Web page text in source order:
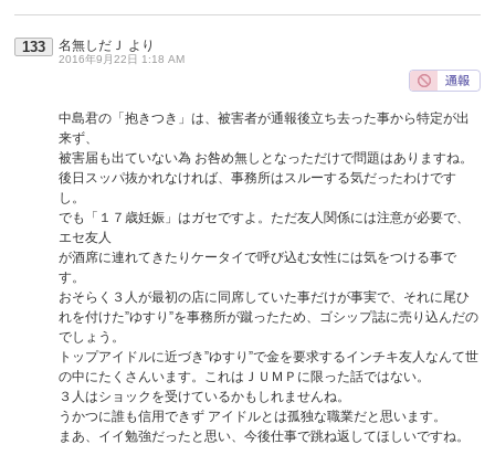
133 名無しだＪ より
2016年9月22日 1:18 AM
中島君の「抱きつき」は、被害者が通報後立ち去った事から特定が出
来ず、
被害届も出ていない為 お咎め無しとなっただけで問題はありますね。
後日スッパ抜かれなければ、事務所はスルーする気だったわけです
し。
でも「１７歳妊娠」はガセですよ。ただ友人関係には注意が必要で、
エセ友人
が酒席に連れてきたりケータイで呼び込む女性には気をつける事で
す。
おそらく３人が最初の店に同席していた事だけが事実で、それに尾ひ
れを付けた”ゆすり”を事務所が蹴ったため、ゴシップ誌に売り込んだの
でしょう。
トップアイドルに近づき”ゆすり”で金を要求するインチキ友人なんて世
の中にたくさんいます。これはＪＵＭＰに限った話ではない。
３人はショックを受けているかもしれませんね。
うかつに誰も信用できず アイドルとは孤独な職業だと思います。
まあ、イイ勉強だったと思い、今後仕事で跳ね返してほしいですね。